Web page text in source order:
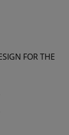
FOR THE